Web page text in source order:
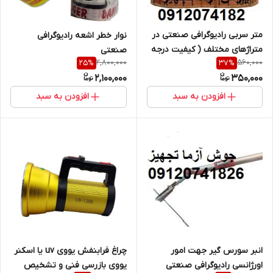
متر سربی رادیوگرافی صنعتی در
متراژهای مختلف ( کیفیت درجه
متری
560,000
37%
350,000
افزودن به سبد
نوار خطر اشعه رادیوگرافی
صنعتی
2,800,000
25%
2,100,000
افزودن به سبد
انبر سورس گیر جهت امور
اورژانسی رادیوگرافی صنعتی
چراغ فرابنفش یووی uv یا اسکنر
یووی بازرسی فنی و تشخیص